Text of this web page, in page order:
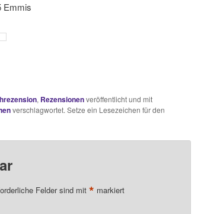
Emmis
, Rezensionenveröffentlicht und mit
verschlagwortet. Setze ein Lesezeichen für den
Felder sind mit * markiert